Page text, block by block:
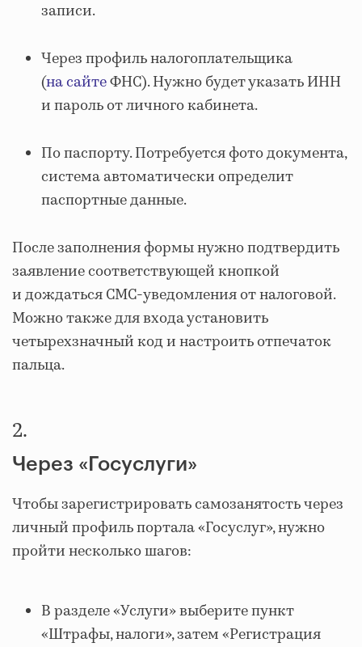
записи.
Через профиль налогоплательщика
(на сайтеФНС). Нужно будет указать ИНН
и пароль от личного кабинета.
По паспорту. Потребуется фото документа,
система автоматически определит
паспортные данные.
После заполнения формы нужно подтвердить
заявление соответствующей кнопкой
и дождаться СМС-уведомления от налоговой.
Можно также для входа установить
четырехзначный код и настроить отпечаток
пальца.
2.
Через «Госуслуги»
Чтобы зарегистрировать самозанятость через
личный профиль портала «Госуслуг», нужно
пройти несколько шагов:
В разделе «Услуги» выберите пункт
«Штрафы, налоги», затем «Регистрация